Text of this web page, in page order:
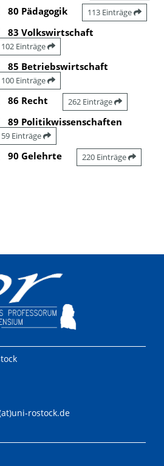
80 Pädagogik 113 Einträge
83 Volkswirtschaft
102 Einträge
85 Betriebswirtschaft
100 Einträge
86 Recht 262 Einträge
89 Politikwissenschaften
59 Einträge
90 Gelehrte 220 Einträge
rostock.de